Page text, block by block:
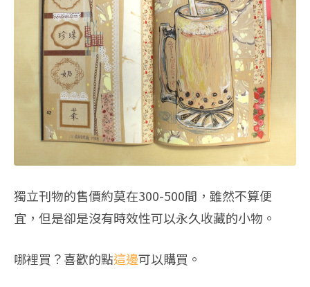
獨立刊物的售價約莫在300-500間，雖然不算便
宜，但是卻是沒有時效性可以永久收藏的小物。
哪裡買？喜歡的點這邊可以購買。